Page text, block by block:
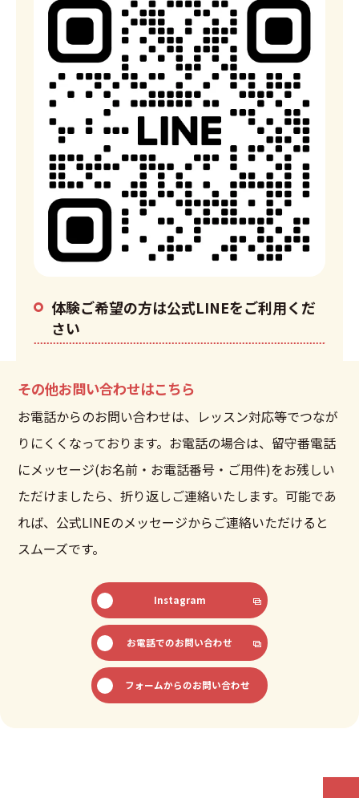
体験ご希望の方は公式LINEをご利用くだ
さい
その他お問い合わせはこちら
お電話からのお問い合わせは、レッスン対応等でつなが
りにくくなっております。お電話の場合は、留守番電話
にメッセージ(お名前・お電話番号・ご用件)をお残しい
ただけましたら、折り返しご連絡いたします。可能であ
れば、公式LINEのメッセージからご連絡いただけると
スムーズです。
Instagram
お電話でのお問い合わせ
フォームからのお問い合わせ